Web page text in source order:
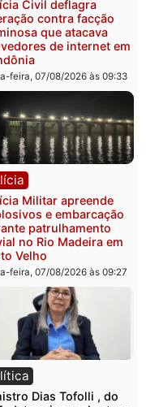
Polícia
Polícia Federal apreende
400 quilos de drogas e
prende motorista em RO
sexta-feira, 07/08/2026 às
Polícia
Polícia Civil deflagra
operação contra facção
criminosa que atacava
provedores de internet
Rondônia
sexta-feira, 07/08/2026 às